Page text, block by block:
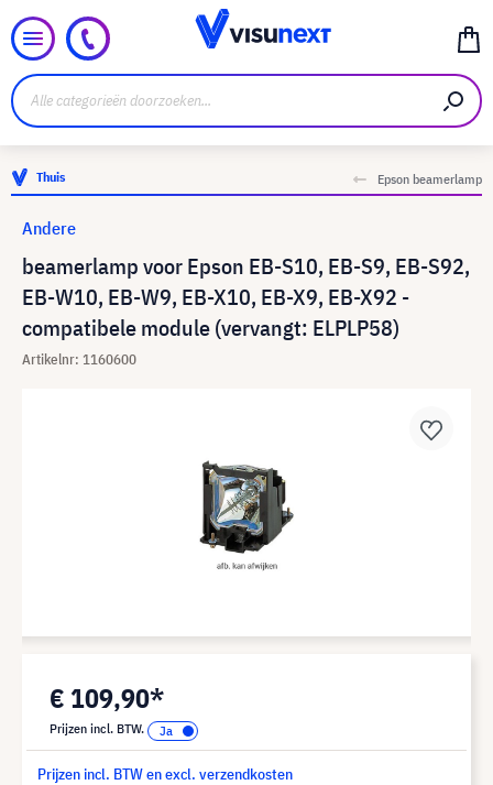
Thuis Epson beamerlamp
beamerlamp voor Epson EB-S10, EB-S9, EB-S92,
EB-W10, EB-W9, EB-X10, EB-X9, EB-X92 -
compatibele module (vervangt: ELPLP58)
Artikelnr: 1160600
Andere
€ 109,90*
Prijzen incl. BTW.
Prijzen incl. BTW en excl. verzendkosten